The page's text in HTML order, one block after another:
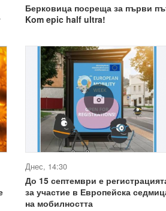
Берковица посреща за първи
Kom epic half ultra!
Днес, 14:30
До 15 септември е
за участие в Европейска
на мобилността